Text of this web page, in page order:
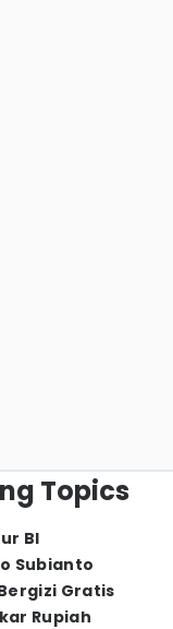
Topics
BI
Subianto
Gratis
Rupiah